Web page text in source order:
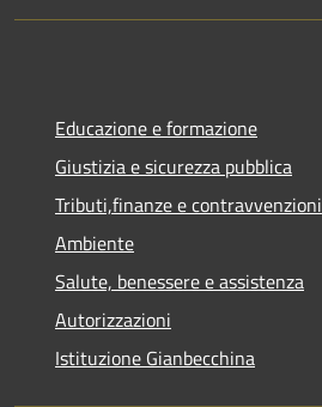
Educazione e formazione
Giustizia e sicurezza pubblica
Tributi,finanze e contravvenzioni
Ambiente
Salute, benessere e assistenza
Autorizzazioni
Istituzione Gianbecchina